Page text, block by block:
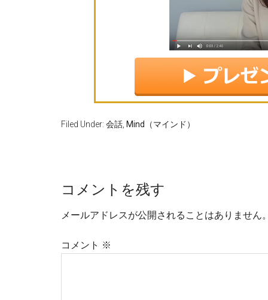
Filed Under: 会話 Mind（マインド）
コメントを残す
メールアドレスが公開されることはありません
コメント ※